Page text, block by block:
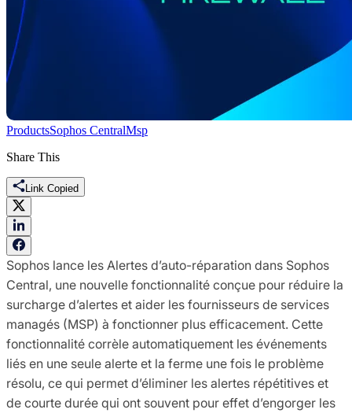
ProductsSophos CentralMsp
Share This
Link Copied
Sophos lance les Alertes d’auto-réparation dans Sophos
Central, une nouvelle fonctionnalité conçue pour réduire la
surcharge d’alertes et aider les fournisseurs de services
managés (MSP) à fonctionner plus efficacement. Cette
fonctionnalité corrèle automatiquement les événements
liés en une seule alerte et la ferme une fois le problème
résolu, ce qui permet d’éliminer les alertes répétitives et
de courte durée qui ont souvent pour effet d’engorger les